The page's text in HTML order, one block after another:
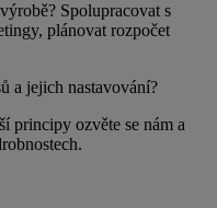
Spolupracovat s
plánovat rozpočet
a jejich nastavování?
principy ozvěte se nám a